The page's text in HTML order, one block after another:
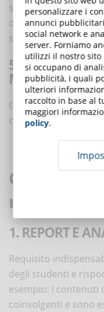
studente la
dire creare
soddisfacenti.
5. ELEARNING
MONDO
Gli LMS consentono
corsi di formazione
Quali
mancare
1. REPORT E
Requisito
degli studenti e
esempio: I contenuti
coinvolgenti e sono
personalizzare i
annunci
social network e
server. Forniamo
utilizzi il nostro
si occupano di
pubblicità, i quali
ulteriori
raccolto in base al
maggiori
policy.